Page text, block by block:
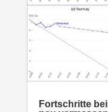
Fort­schritte